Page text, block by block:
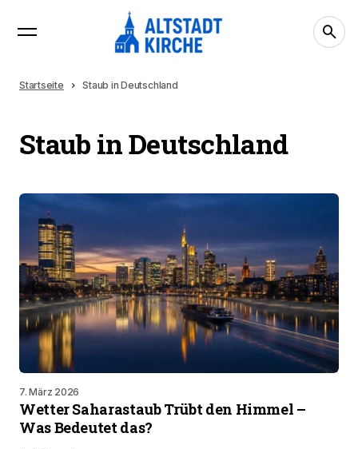
Startseite Staub in Deutschland
Staub in Deutschland
7. März 2026
Wetter Saharastaub Trübt den Himmel –
Was Bedeutet das?